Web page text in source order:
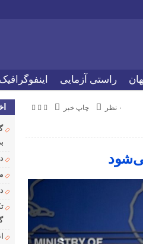
راستی آزمایی اینفوگرافیک
چاپ خبر
۰ نظر